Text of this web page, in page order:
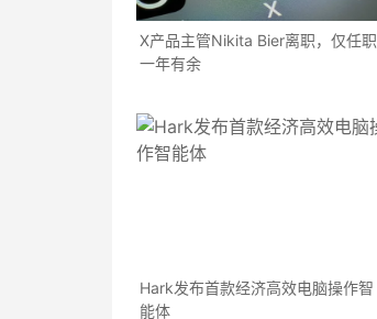
X产品主管Nikita Bier离职，仅任职
一年有余
Hark发布首款经济高效电脑操作智
能体